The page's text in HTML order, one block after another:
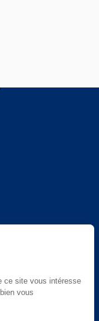
ce site vous intéresse
vous